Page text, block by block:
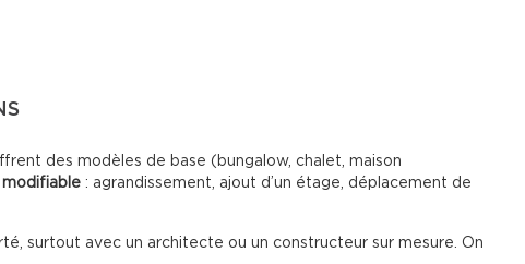
des modèles de base (bungalow, chalet, maison
: agrandissement, ajout d’un étage, déplacement de
surtout avec un architecte ou un constructeur sur mesure. On